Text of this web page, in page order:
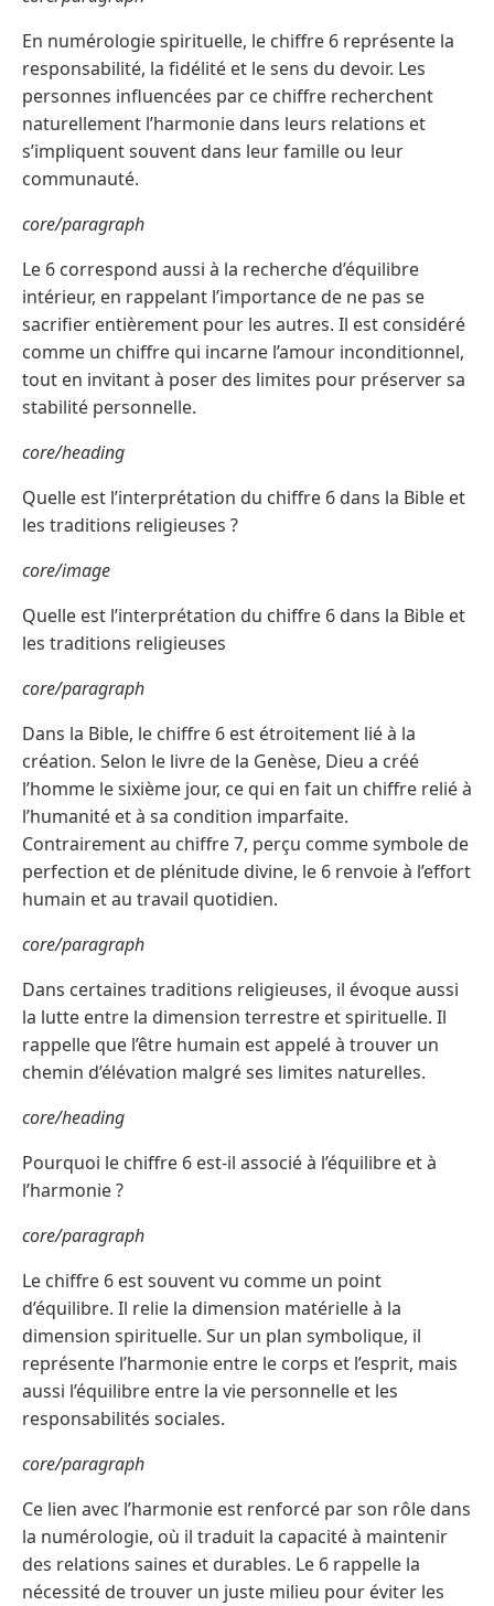
En numérologie spirituelle, le chiffre 6 représente la
responsabilité, la fidélité et le sens du devoir. Les
personnes influencées par ce chiffre recherchent
naturellement l’harmonie dans leurs relations et
s’impliquent souvent dans leur famille ou leur
communauté.
core/paragraph
Le 6 correspond aussi à la recherche d’équilibre
intérieur, en rappelant l’importance de ne pas se
sacrifier entièrement pour les autres. Il est considéré
comme un chiffre qui incarne l’amour inconditionnel,
tout en invitant à poser des limites pour préserver sa
stabilité personnelle.
core/heading
Quelle est l’interprétation du chiffre 6 dans la Bible et
les traditions religieuses ?
core/image
Quelle est l’interprétation du chiffre 6 dans la Bible et
les traditions religieuses
core/paragraph
Dans la Bible, le chiffre 6 est étroitement lié à la
création. Selon le livre de la Genèse, Dieu a créé
l’homme le sixième jour, ce qui en fait un chiffre relié à
l’humanité et à sa condition imparfaite.
Contrairement au chiffre 7, perçu comme symbole de
perfection et de plénitude divine, le 6 renvoie à l’effort
humain et au travail quotidien.
core/paragraph
Dans certaines traditions religieuses, il évoque aussi
la lutte entre la dimension terrestre et spirituelle. Il
rappelle que l’être humain est appelé à trouver un
chemin d’élévation malgré ses limites naturelles.
core/heading
Pourquoi le chiffre 6 est-il associé à l’équilibre et à
l’harmonie ?
core/paragraph
Le chiffre 6 est souvent vu comme un point
d’équilibre. Il relie la dimension matérielle à la
dimension spirituelle. Sur un plan symbolique, il
représente l’harmonie entre le corps et l’esprit, mais
aussi l’équilibre entre la vie personnelle et les
responsabilités sociales.
core/paragraph
Ce lien avec l’harmonie est renforcé par son rôle dans
la numérologie, où il traduit la capacité à maintenir
des relations saines et durables. Le 6 rappelle la
nécessité de trouver un juste milieu pour éviter les